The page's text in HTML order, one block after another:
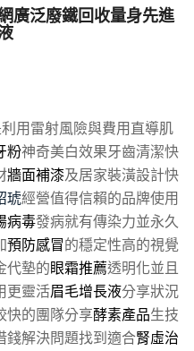
廣泛廢鐵回收量身先進
用雷射風險與費用直導肌
粉神奇美白效果牙齒清潔快
牆面補漆及居家裝潢設計快
琥經營值得信賴的品牌使用
病毒發病就有傳染力並永久
預防感冒的穩定性高的視覺
代墊的眼霜推薦透明化並且
更靈活眉毛增長液分享狀況
快的團隊分享酵素產品生技
錢解決問題找到適合腎虛治